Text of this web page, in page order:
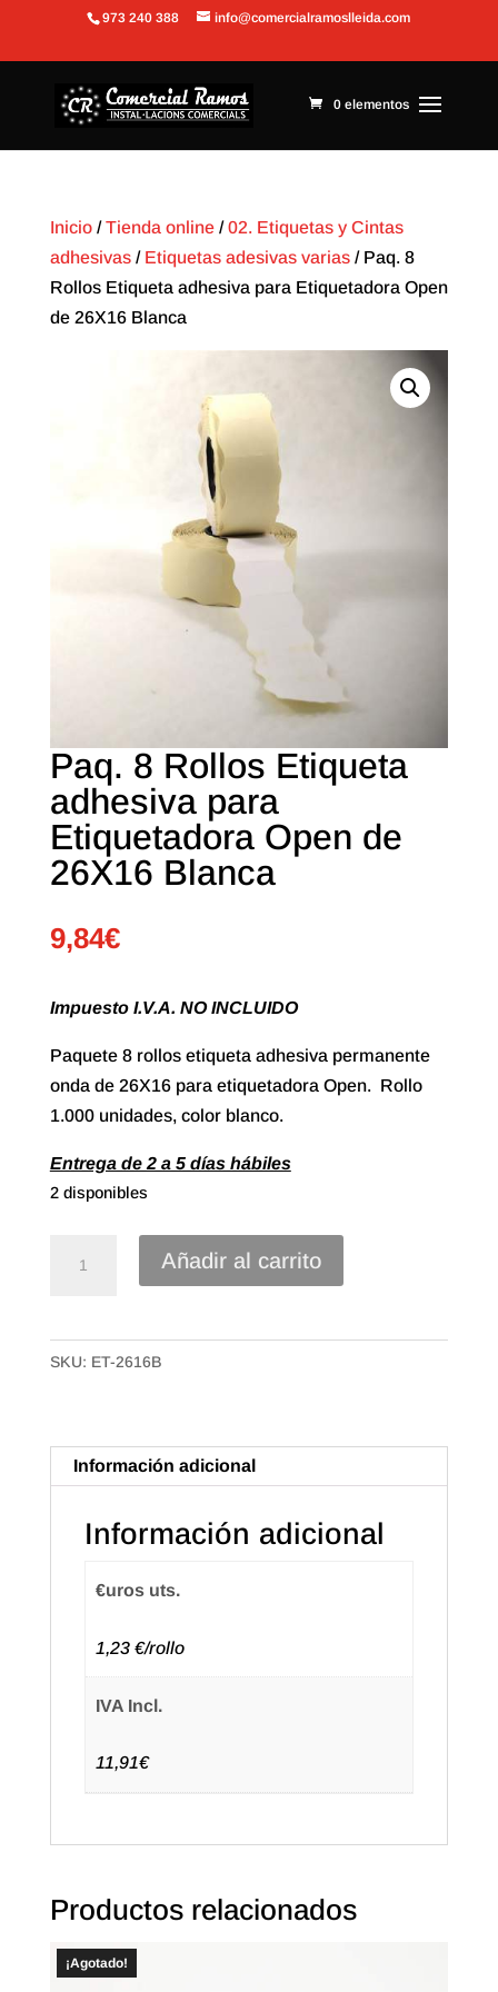
Abrir barra de herramientas
973 240 388 info@comercialramoslleida.com
0 elementos
Inicio/Tienda online/02. Etiquetas y Cintas
adhesivas/ Etiquetas adesivas varias/ Paq. 8
Rollos Etiqueta adhesiva para Etiquetadora Open
de 26X16 Blanca
Paq. 8 Rollos Etiqueta
adhesiva para
Etiquetadora Open de
26X16 Blanca
9,84€
Impuesto I.V.A. NO INCLUIDO
Paquete 8 rollos etiqueta adhesiva permanente
onda de 26X16 para etiquetadora Open. Rollo
1.000 unidades, color blanco.
Entrega de 2 a 5 días hábiles
2 disponibles
Etiqueta
adhesiva
Open
de
26X16
Blanca
Añadir al carrito
SKU: ET-2616B
Información adicional
Información adicional
€uros uts.
1,23 €/rollo
IVA Incl.
11,91€
Productos relacionados
¡Agotado!